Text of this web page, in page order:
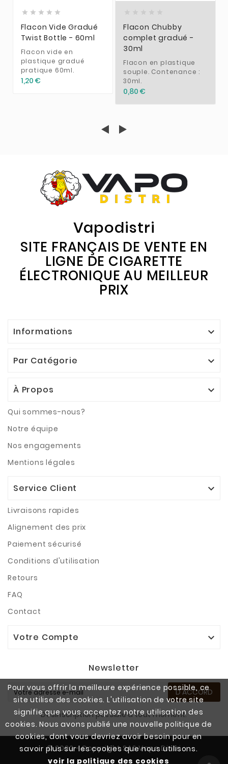
Pour vous offrir la meilleure expérience possible, ce
site utilise des cookies. L'utilisation de votre site
signifie que vous acceptez notre utilisation des
cookies. Nous avons publié une nouvelle politique de
cookies, dont vous devriez avoir besoin pour en
savoir plus sur les cookies que nous utilisons.
voir la politique des cookies
    
Flacon Vide Gradué
Twist Bottle - 60ml
Flacon vide en
plastique gradué
pratique 60ml.
1,20 €
Flacon Chubby
complet gradué -
30ml
Flacon en plastique
souple. Contenance :
30ml.
0,80 €
Vapodistri
SITE FRANÇAIS DE VENTE EN
LIGNE DE CIGARETTE
ÉLECTRONIQUE AU MEILLEUR
PRIX
Informations 
Par Catégorie 
À Propos 
Qui sommes-nous?
Notre équipe
Nos engagements
Mentions légales
Service Client 
Livraisons rapides
Alignement des prix
Paiement sécurisé
Conditions d'utilisation
Retours
FAQ
Contact
Votre Compte 
Newsletter
D'ACCORD
Désinscription possible à tout moment.
© 2022 - Copyright SAS Vapo Distri